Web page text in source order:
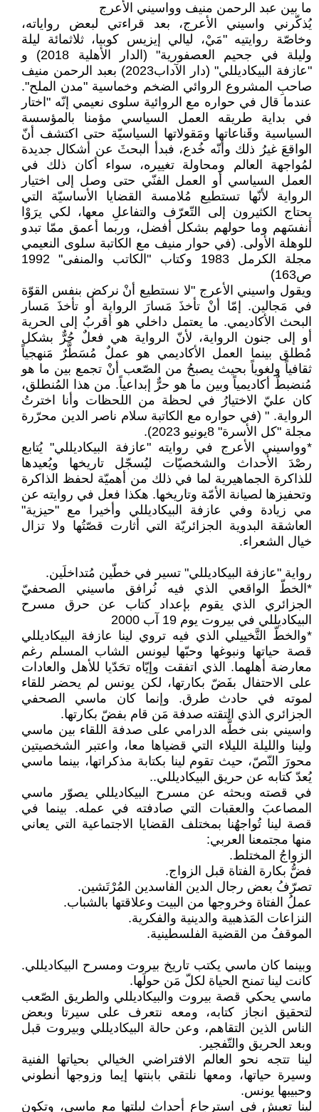
ما بين عبد الرحمن منيف وواسيني الأعرج
يُذكّرني واسيني الأعرج، بعد قراءتي لبعض رواياته،
وخاصّة روايتيه "مَيْ، ليالي إيزيس كوبيا، ثلاثمائة ليلة
وليلة في جحيم العصفورية" (الدار الأهلية 2018) و
"عازفة البيكاديللي" (دار الآداب2023) بعبد الرحمن منيف
صاحبِ المشروع الروائي الضخم وخماسية "مدن الملح".
عندما قال في حواره مع الروائية سلوى نعيمي إنّه "اختار
في بداية طريقه العمل السياسي مؤمنا بالمؤسسة
السياسية وقَناعاتها ومَقولاتها السياسيّة حتى اكتشف أنّ
الواقعَ غيرُ ذلك وأنّه خُدع، فبدأ البحثَ عن أشكال جديدة
لمُواجهة العالم ومحاولة تغييره، سواء أكان ذلك في
العمل السياسي أو العمل الفنّي حتى وصل إلى اختيار
الرواية لأنّها تستطيع مُلامسة القضايا الأساسيّة التي
يحتاج الكثيرون إلى التّعرّف والتفاعلِ معها، لكي يرَوْا
أنفسَهم وما حولهم بشكل أفضل، وربما أعمق ممّا تبدو
للوهلة الأولى. (في حوار منيف مع الكاتبة سلوى النعيمي
مجلة الكرمل 1983 وكتاب "الكاتب والمنفى" 1992
ص163)
ويقول واسيني الأعرج "لا نستطيع أنْ نركض بنفس القوّة
في مَجالين. إمّا أنْ تأخذَ مَسارَ الرواية أو تأخذَ مَسار
البحث الأكاديمي. ما يعتمل داخلي هو أقربُ إلى الحرية
أو إلى جنون الرواية، لأنّ الرواية هي فعلٌ حُرٌّ بشكل
مُطلق بينما العمل الأكاديمي هو عملٌ مُسَطَّرٌ مَنهجياً
ثقافياً ولغوياً بحيث يصبحُ من الصّعب أنْ تجمع بين ما هو
مُنضبطٌ أكاديمياً وبين ما هو حرٌّ إبداعياً. من هذا المُنطلق،
كان عليّ الاختيارُ في لحظة من اللحظات وأنا اخترتُ
الرواية. " (في حواره مع الكاتبة سلام ناصر الدين محرّرة
مجلة "كل الأسرة" 8يونيو 2023).
*وواسيني الأعرج في روايته "عازفة البيكاديللي" يُتابع
رصْدَ الأحداث والشخصيّات ليُسجّل تاريخها ويُعيدها
للذاكرة الجماهيرية لما في ذلك من أهميّة لحفظ الذاكرة
وتحفيزها لصيانة الأمّة وتاريخها. هكذا فعل في روايته عن
مي زيادة وفي عازفة البيكاديللي وأخيرا مع "حيزية"
العاشقة البدوية الجزائريّة التي أثارت قصّتُها ولا تزال
خيال الشعراء.
رواية "عازفة البيكاديللي" تسير في خطّين مُتداخلَين.
*الخطّ الواقعي الذي فيه نُرافق ماسيني الصحفيّ
الجزائري الذي يقوم بإعداد كتاب عن حرق مسرح
البيكاديللي في بيروت يوم 19 آب 2000
*والخطّ التَّخييلي الذي فيه تروي لينا عازفة البيكاديللي
قصة حياتها ونبوغها وحبّها ليونس الشاب المسلم رغم
معارضة أهلهما. الذي اتفقت وإيّاه تحَدّيا للأهل والعادات
على الاحتفال بفَضّ بكارتها، لكن يونس لم يحضر للقاء
لموته في حادث طرق. وإنما كان ماسي الصحفي
الجزائري الذي التقته صدفة مَن قام بفضّ بكارتها.
واسيني بنى خطَّه الدرامي على صدفة اللقاء بين ماسي
ولينا والليلة الليلاء التي قضياها معا، واعتبر الشخصيتين
محورَ النّصّ، حيث تقوم لينا بكتابة مذكراتها، بينما ماسي
يُعدّ كتابه عن حريق البيكاديللي..
في قصته وبحثه عن مسرح البيكاديللي يصوّر ماسي
المصاعبَ والعقبات التي صادفته في عمله. بينما في
قصة لينا تُواجهُنا بمختلف القضايا الاجتماعية التي يعاني
منها مجتمعنا العربي:
الزواجُ المختلط.
فضُّ بكارة الفتاة قبل الزواج.
تصرّفُ بعض رجال الدين الفاسدين المُرْتَشين.
عملُ الفتاة وخروجها من البيت وعلاقتها بالشباب.
النزاعات المَذهبية والدينية والفكرية.
الموقفُ من القضية الفلسطينية.
وبينما كان ماسي يكتب تاريخ بيروت ومسرح البيكاديللي.
كانت لينا تمنح الحياة لكلّ مَن حولَها.
ماسي يحكي قصة بيروت والبيكاديللي والطريق الصّعب
لتحقيق انجاز كتابه، ومعه نتعرف على سيرتا وبعض
الناس الذين التقاهم، وعن حالة البيكاديللي وبيروت قبل
وبعد الحريق والتّفجير.
لينا تتجه نحو العالم الافتراضي الخيالي بحياتها الفنية
وسيرة حياتها، ومعها نلتقي بابنتها إيما وزوجها أنطوني
وحبيبها يونس.
لينا تعيش في استرجاع أحداث ليلتها مع ماسي، وتكون